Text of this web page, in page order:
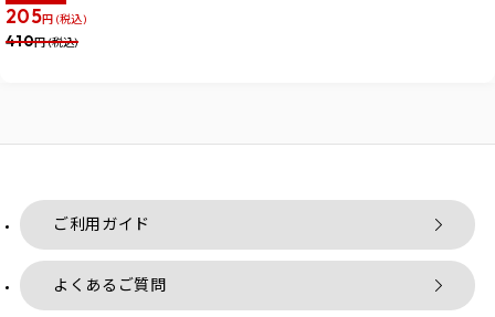
205円 (税込)
410円 (税込)
ご利用ガイド
よくあるご質問